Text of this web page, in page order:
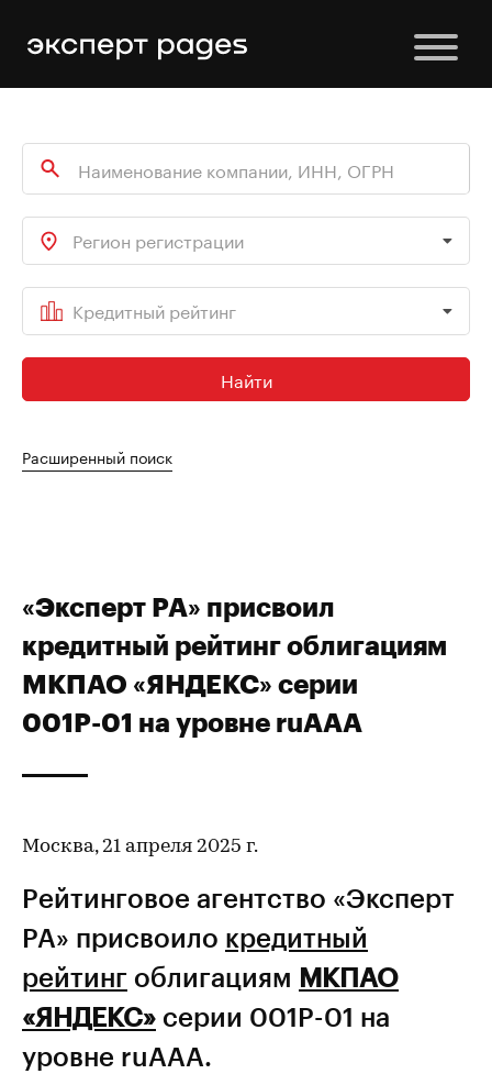
Регион регистрации
Кредитный рейтинг
Найти
Расширенный поиск
«Эксперт РА» присвоил
кредитный рейтинг облигациям
МКПАО «ЯНДЕКС» серии
001Р-01 на уровне ruAAA
Москва, 21 апреля 2025 г.
Рейтинговое агентство «Эксперт
РА» присвоило кредитный
рейтинг облигациям МКПАО
«ЯНДЕКС» серии 001Р-01 на
уровне ruAAA.